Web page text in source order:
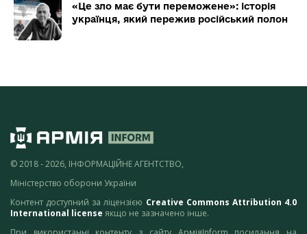
«Це зло має бути переможене»: історія
українця, який пережив російський полон
© 2018 - 2026, ІНФОРМАЦІЙНЕ АГЕНТСТВО,
Міністерство оборони України
Контент доступний за ліцензією Creative Commons Attribution 4.0
International license якщо не зазначено інше.